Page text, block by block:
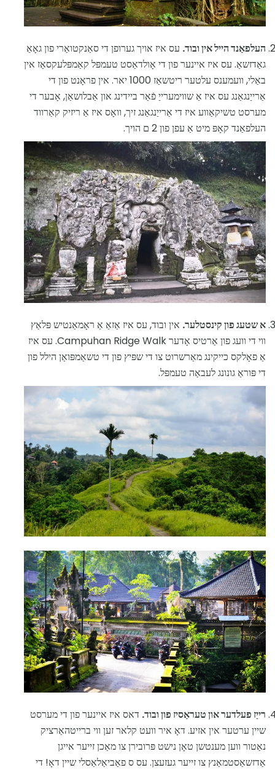
העלפאַנד הייל אין ובוד. עס איז אויך גערופן די סאַנקטואַרי פון גאָאַ
גאַדזשאַ. עס איז איינער פון די אָולדאַסט טעמפּל קאַמפּלעקסאַז אין
באַלי, וועמענס עלטער ריטשאַז 1000 יאר. אין פראָנט פון די
אַרייַנגאַנג עס איז אַ שווימערייַ פֿאַר ביידינג און אַבלושאַן, אָבער די
מערסט טשיקאַווע איז די אַרייַנגאַנג זיך, וואָס איז אַ ריזיק קאַרווד
העלפאַנד קאָפּ מיט אַ עפן פון 2 ם הויך.
א שטעג פון קינסטלער. אין ובוד, עס איז אַזאַ אַ ראָמאַנטיש פּלאַץ
ווי די וועג פון אַרטיס אָדער Campuhan Ridge Walk. עס איז
אַ פאָלקס כייקינג מאַרשרוט צו די שפּיץ פון די טשאַמפּואַן הילל פון
די פּוראַ גונונג לעבאַה טעמפּל.
רייַז פעלדער און טעראַסיז פון ובוד. דאס איז איינער פון די מערסט
שיין ערטער אין אזיע. דאָ איר וועט קלאר זען ווי ברייטהאַרציק
נאַטור ווען מענטשן טאָן נישט פּרובירן צו מאַכן זייער אייגן
אַדזשאַסטמאַנץ צו זייער געזעצן. עס ס פאַביאַלאַסלי שיין דאָ! די